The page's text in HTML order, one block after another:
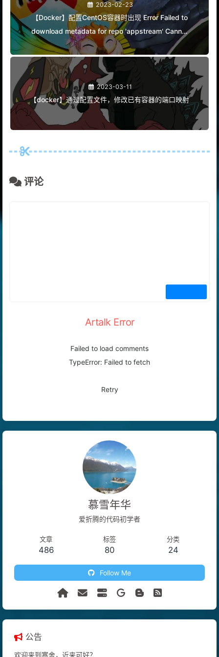
2023-02-23
【Docker】配置CentOS容器时出现 Error Failed to
download metadata for repo 'appstream' Cannot
prepare internal mirrorlist | 转载
2023-03-11
【docker】通过配置文件，修改已有容器的端口映射
评论
Artalk Error
Failed to load comments
TypeError: Failed to fetch
Retry
慕雪年华
爱折腾的代码初学者
文章
486
标签
80
分类
24
Follow Me
公告
欢迎来到寒舍，近来可好？